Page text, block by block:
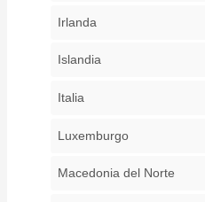
Irlanda
Islandia
Italia
Luxemburgo
Macedonia del Norte